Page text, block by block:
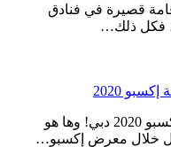
قصيرة في فنادق
فكل ذلك…
2020
بعد طول انتظار، انطلق أخيراً معرض إكسبو 2020 دبي! وها هو
خلال معرض إكسبو…